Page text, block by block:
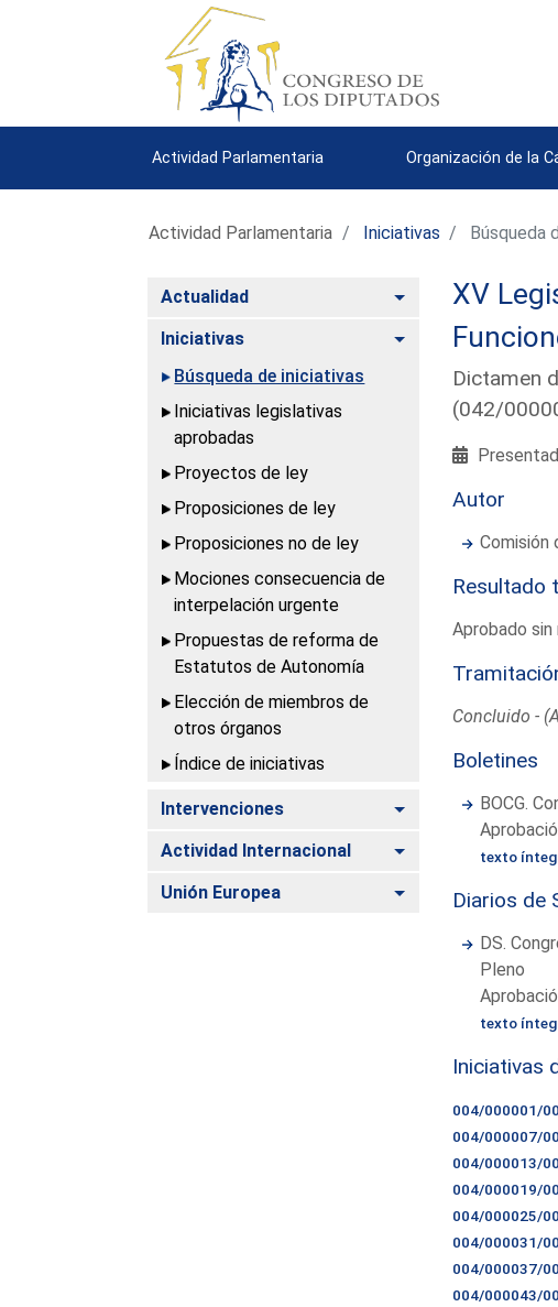
Actividad Parlamentaria Organización de la
Actividad Parlamentaria Iniciativas Búsqueda
Actualidad Alternar
Iniciativas
Alternar
Búsqueda de iniciativas
Iniciativas legislativas
aprobadas
Proyectos de ley
Proposiciones de ley
Proposiciones no de ley
Mociones consecuencia de
interpelación urgente
Propuestas de reforma de
Estatutos de Autonomía
Elección de miembros de
otros órganos
Índice de iniciativas
Intervenciones Alternar
Actividad Internacional Alternar
Unión Europea Alternar
XV
Dictamen
(042/
Autor
Comisión
Resultado
Aprobado
Concluido -
Boletines
BOCG.
texto
Diarios de
DS.
Pleno
texto
Iniciativas
004/000001/
004/000007/
004/000013/
004/000019/
004/000025/
004/000031/
004/000037/
004/000043/